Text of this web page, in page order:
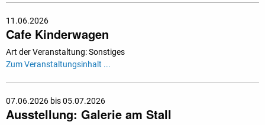
11.06.2026
Cafe Kinderwagen
Art der Veranstaltung: Sonstiges
Zum Veranstaltungsinhalt ...
07.06.2026 bis 05.07.2026
Ausstellung: Galerie am Stall